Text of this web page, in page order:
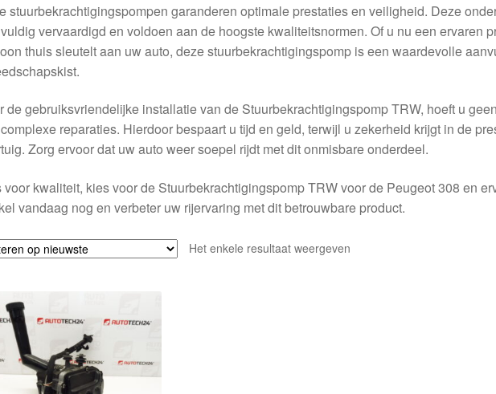
stuurbekrachtigingspompen garanderen optimale prestaties en veiligheid. Deze
vervaardigd en voldoen aan de hoogste kwaliteitsnormen. Of u nu een ervaren
thuis sleutelt aan uw auto, deze stuurbekrachtigingspomp is een waardevolle
de gebruiksvriendelijke installatie van de Stuurbekrachtigingspomp TRW, hoeft u
reparaties. Hierdoor bespaart u tijd en geld, terwijl u zekerheid krijgt in de
Zorg ervoor dat uw auto weer soepel rijdt met dit onmisbare onderdeel.
voor kwaliteit, kies voor de Stuurbekrachtigingspomp TRW voor de Peugeot 308 en
vandaag nog en verbeter uw rijervaring met dit betrouwbare product.
Het enkele resultaat weergeven